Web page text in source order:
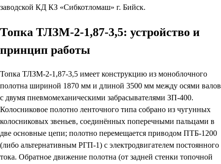
заводской КД КЗ «Сибкотломаш» г. Бийск.
Топка ТЛЗМ-2-1,87-3,5: устройство и
принцип работы
Топка ТЛЗМ-2-1,87-3,5 имеет конструкцию из моноблочного
полотна шириной 1870 мм и длиной 3500 мм между осями валов
с двумя пневмомеханическими забрасывателями ЗП-400.
Колосниковое полотно ленточного типа собрано из чугунных
колосниковых звеньев, соединённых поперечными пальцами в
две основные цепи; полотно перемещается приводом ПТБ-1200
(либо альтернативным РГП-1) с электродвигателем постоянного
тока. Обратное движение полотна (от задней стенки топочной